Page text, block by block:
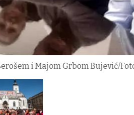
i Majom Grbom Bujević/